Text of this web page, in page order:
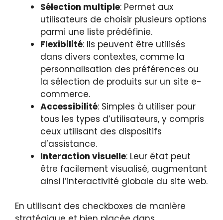
Sélection multiple: Permet aux
utilisateurs de choisir plusieurs options
parmi une liste prédéfinie.
Flexibilité: Ils peuvent être utilisés
dans divers contextes, comme la
personnalisation des préférences ou
la sélection de produits sur un site e-
commerce.
Accessibilité: Simples à utiliser pour
tous les types d’utilisateurs, y compris
ceux utilisant des dispositifs
d’assistance.
Interaction visuelle: Leur état peut
être facilement visualisé, augmentant
ainsi l’interactivité globale du site web.
En utilisant des checkboxes de manière